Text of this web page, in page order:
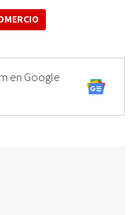
en Google